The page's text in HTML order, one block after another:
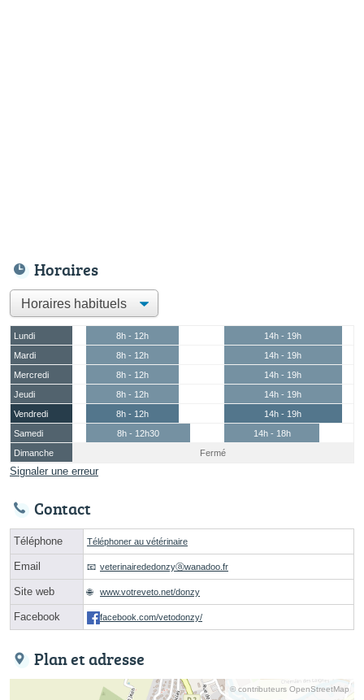
Horaires
Lundi 8h - 12h
14h - 19h
Mardi
8h - 12h
14h - 19h
Mercredi
8h - 12h
14h - 19h
Jeudi
8h - 12h
14h - 19h
Vendredi
8h - 12h
14h - 19h
Samedi
8h - 12h30
14h - 18h
Dimanche
Fermé
Signaler une erreur
Contact
Téléphone Téléphoner au vétérinaire
Email veterinairededonzyⓐwanadoo.fr
Site web www.votreveto.net/donzy
Facebook facebook.com/vetodonzy/
Plan et adresse
© contributeurs OpenStreetMap